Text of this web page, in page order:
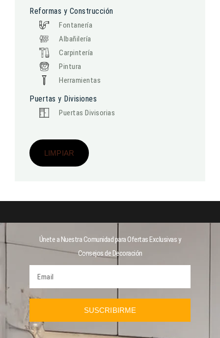
Reformas y Construcción
Fontanería
Albañilería
Carpintería
Pintura
Herramientas
Puertas y Divisiones
Puertas Divisorias
LIMPIAR
Únete a Nuestra Comunidad para Ofertas Exclusivas y
Consejos de Decoración
SUSCRIBIRME